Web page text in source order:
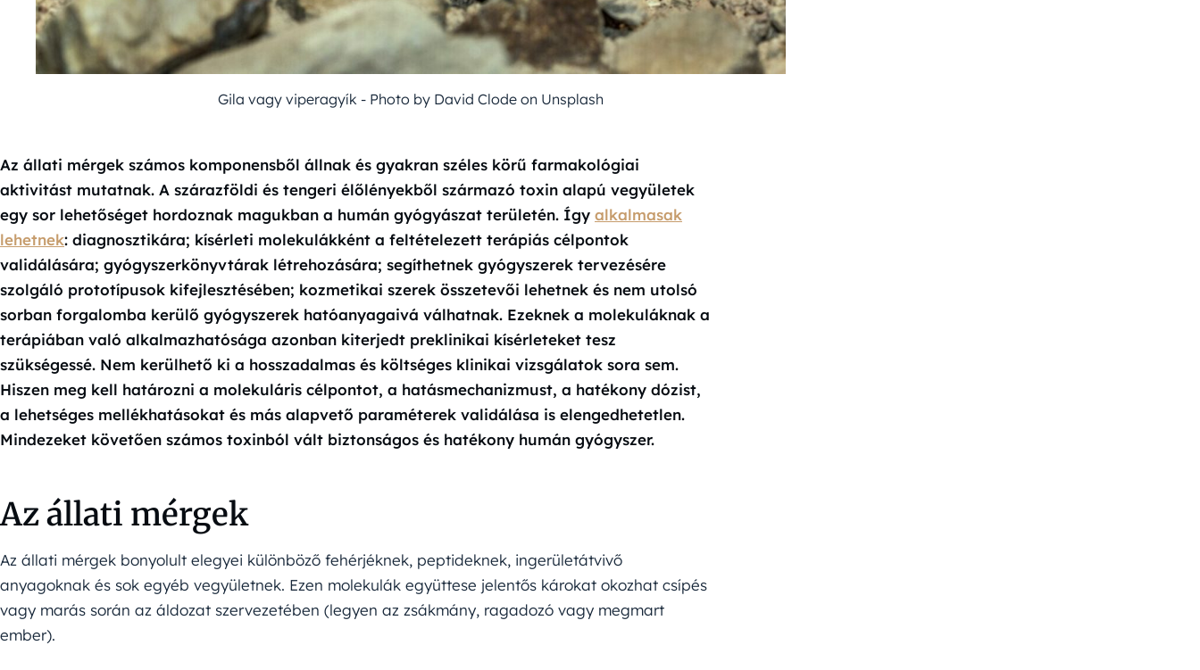
Gila vagy viperagyík - Photo by David Clode on Unsplash
Az állati mérgek számos komponensből állnak és gyakran széles körű farmakológiai
aktivitást mutatnak. A szárazföldi és tengeri élőlényekből származó toxin alapú vegyületek
egy sor lehetőséget hordoznak magukban a humán gyógyászat területén. Így alkalmasak
lehetnek: diagnosztikára; kísérleti molekulákként a feltételezett terápiás célpontok
validálására; gyógyszerkönyvtárak létrehozására; segíthetnek gyógyszerek tervezésére
szolgáló prototípusok kifejlesztésében; kozmetikai szerek összetevői lehetnek és nem utolsó
sorban forgalomba kerülő gyógyszerek hatóanyagaivá válhatnak. Ezeknek a molekuláknak a
terápiában való alkalmazhatósága azonban kiterjedt preklinikai kísérleteket tesz
szükségessé. Nem kerülhető ki a hosszadalmas és költséges klinikai vizsgálatok sora sem.
Hiszen meg kell határozni a molekuláris célpontot, a hatásmechanizmust, a hatékony dózist,
a lehetséges mellékhatásokat és más alapvető paraméterek validálása is elengedhetetlen.
Mindezeket követően számos toxinból vált biztonságos és hatékony humán gyógyszer.
Az állati mérgek
Az állati mérgek bonyolult elegyei különböző fehérjéknek, peptideknek, ingerületátvivő
anyagoknak és sok egyéb vegyületnek. Ezen molekulák együttese jelentős károkat okozhat csípés
vagy marás során az áldozat szervezetében (legyen az zsákmány, ragadozó vagy megmart
ember).